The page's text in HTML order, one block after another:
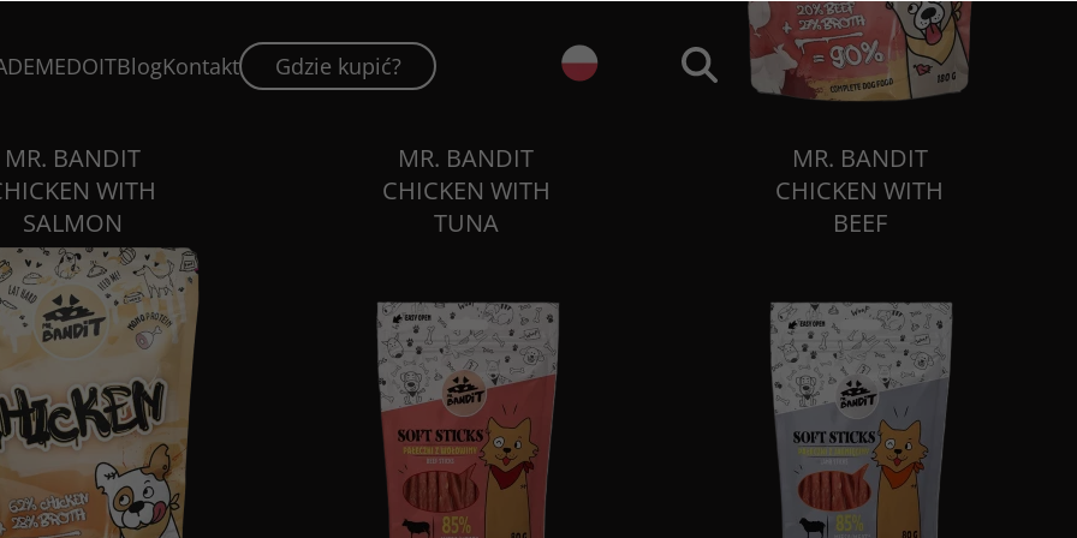
BlogKontakt Gdzie kupić?
MR. BANDIT
WITH
SALMON
MR. BANDIT
CHICKEN WITH
TUNA
MR. BANDIT
CHICKEN WITH
BEEF